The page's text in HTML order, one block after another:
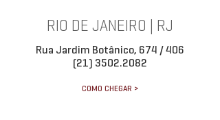
RIO DE JANEIRO | RJ
Rua Jardim Botânico, 674 / 406
(21) 3502.2082
COMO CHEGAR >